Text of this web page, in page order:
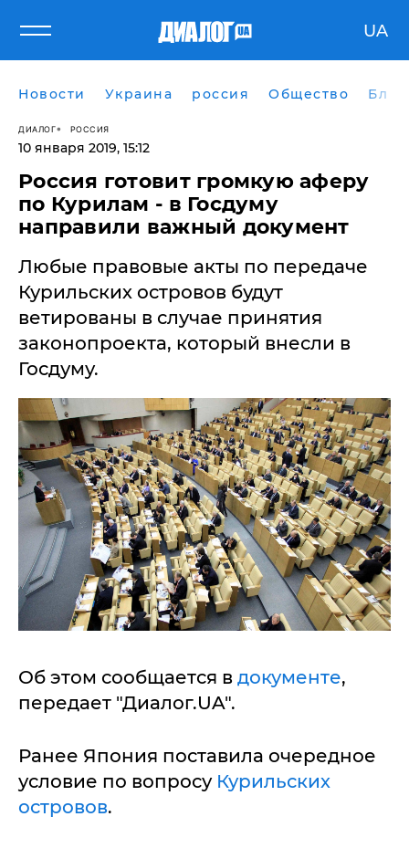
UA
Новости Украина россия Общество
ДИАЛОГ РОССИЯ
10 января 2019, 15:12
Россия готовит громкую аферу
по Курилам - в Госдуму
направили важный документ
Любые правовые акты по передаче
Курильских островов будут
ветированы в случае принятия
законопроекта, который внесли в
Госдуму.
Об этом сообщается в документе,
передает "Диалог.UA".
Ранее Япония поставила очередное
условие по вопросу Курильских
островов.